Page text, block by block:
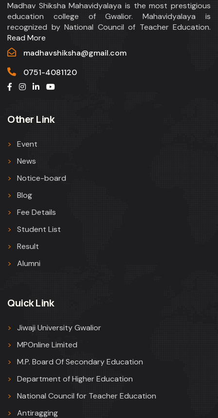
Madhav Shiksha Mahavidyalaya is the most prestigious
education college of Gwalior. Mahavidyalaya is
recognized by National Council of Teacher Education.
Read More
madhavshiksha@gmail.com
0751-4081120
Other Link
Event
News
Notice-board
Blog
Fee Details
Student List
Result
Alumni
Quick Link
Jiwaji University Gwalior
MPOnline Limited
M.P. Board Of Secondary Education
Department of Higher Education
National Council for Teacher Education
Antiragging